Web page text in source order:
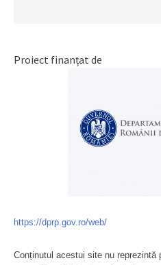
Proiect finanțat de
https://dprp.gov.ro/web/
Conținutul acestui site nu reprezintă